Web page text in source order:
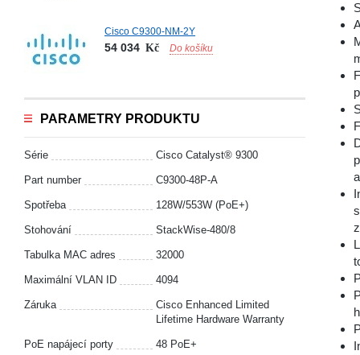
Cisco C9300-NM-2Y
54 034 Kč Do košíku
PARAMETRY PRODUKTU
Série Cisco Catalyst® 9300
Part number C9300-48P-A
Spotřeba 128W/553W (PoE+)
Stohování StackWise-480/8
Tabulka MAC adres 32000
Maximální VLAN ID 4094
Záruka
Cisco Enhanced Limited
Lifetime Hardware Warranty
PoE napájecí porty 48 PoE+